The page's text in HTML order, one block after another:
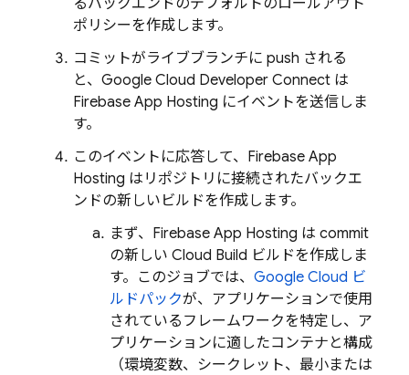
るバックエンドのデフォルトのロールアウト
ポリシーを作成します。
コミットがライブブランチに push される
と、Google Cloud Developer Connect は
Firebase App Hosting にイベントを送信しま
す。
このイベントに応答して、 Firebase App
Hosting はリポジトリに接続されたバックエ
ンドの新しいビルドを作成します。
まず、 Firebase App Hosting は commit
の新しい Cloud Build ビルドを作成しま
す。このジョブでは、 Google Cloud ビ
ルドパックが、アプリケーションで使用
されているフレームワークを特定し、ア
プリケーションに適したコンテナと構成
（環境変数、シークレット、最小または